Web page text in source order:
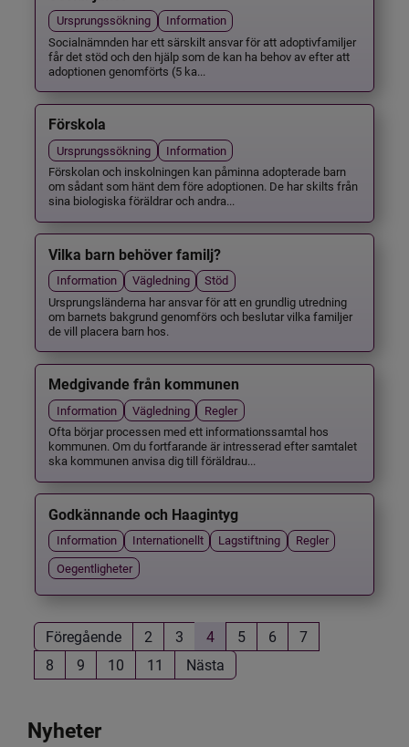
Ursprungssökning
Information
Socialnämnden har ett särskilt ansvar för att adoptivfamiljer
får det stöd och den hjälp som de kan ha behov av efter att
adoptionen genomförts (5 ka...
Förskola
Ursprungssökning
Information
Förskolan och inskolningen kan påminna adopterade barn
om sådant som hänt dem före adoptionen. De har skilts från
sina biologiska föräldrar och andra...
Vilka barn behöver familj?
Information Vägledning
Stöd
Ursprungsländerna har ansvar för att en grundlig utredning
om barnets bakgrund genomförs och beslutar vilka familjer
de vill placera barn hos.
Medgivande från kommunen
Information Vägledning
Regler
Ofta börjar processen med ett informationssamtal hos
kommunen. Om du fortfarande är intresserad efter samtalet
ska kommunen anvisa dig till föräldrau...
Godkännande och Haagintyg
Information Internationellt Lagstiftning
Regler
Oegentligheter
Föregående 2 3 4 5 6
7
8
9 10 11 Nästa
Nyheter